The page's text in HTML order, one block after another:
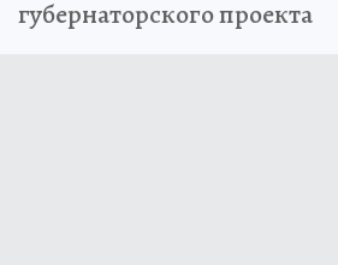
губернаторского проекта